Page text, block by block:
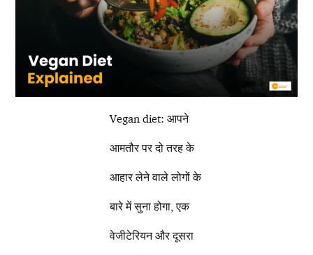
Vegan diet: आपने
आमतौर पर दो तरह के
आहार लेने वाले लोगों के
बारे में सुना होगा, एक
वेजीटेरियन और दूसरा